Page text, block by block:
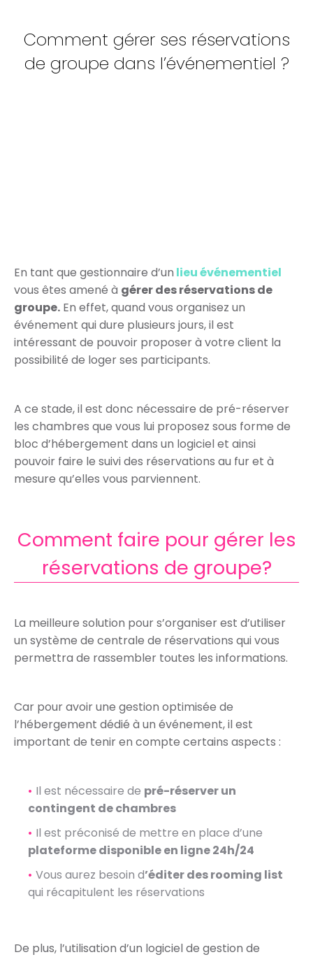
Comment gérer ses réservations
de groupe dans l’événementiel ?
En tant que gestionnaire d’un lieu événementiel
vous êtes amené à gérer des réservations de
groupe. En effet, quand vous organisez un
événement qui dure plusieurs jours, il est
intéressant de pouvoir proposer à votre client la
possibilité de loger ses participants.
A ce stade, il est donc nécessaire de pré-réserver
les chambres que vous lui proposez sous forme de
bloc d’hébergement dans un logiciel et ainsi
pouvoir faire le suivi des réservations au fur et à
mesure qu’elles vous parviennent.
Comment faire pour gérer les
réservations de groupe?
La meilleure solution pour s’organiser est d’utiliser
un système de centrale de réservations qui vous
permettra de rassembler toutes les informations.
Car pour avoir une gestion optimisée de
l’hébergement dédié à un événement, il est
important de tenir en compte certains aspects :
Il est nécessaire de pré-réserver un
contingent de chambres
Il est préconisé de mettre en place d’une
plateforme disponible en ligne 24h/24
Vous aurez besoin d’éditer des rooming list
qui récapitulent les réservations
De plus, l’utilisation d’un logiciel de gestion de